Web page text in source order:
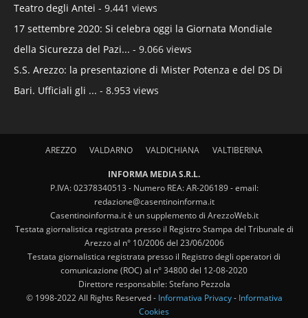
Teatro degli Antei - 9.441 views
17 settembre 2020: Si celebra oggi la Giornata Mondiale
della Sicurezza del Pazi... - 9.066 views
S.S. Arezzo: la presentazione di Mister Potenza e del DS Di
Bari. Ufficiali gli ... - 8.953 views
AREZZO VALDARNO VALDICHIANA VALTIBERINA
INFORMA MEDIA S.R.L.
P.IVA: 02378340513 - Numero REA: AR-206189 - email:
redazione@casentinoinforma.it
Casentinoinforma.it è un supplemento di ArezzoWeb.it
Testata giornalistica registrata presso il Registro Stampa del Tribunale di
Arezzo al n° 10/2006 del 23/06/2006
Testata giornalistica registrata presso il Registro degli operatori di
comunicazione (ROC) al n° 34800 del 12-08-2020
Direttore responsabile: Stefano Pezzola
© 1998-2022 All Rights Reserved - Informativa Privacy- Informativa
Cookies